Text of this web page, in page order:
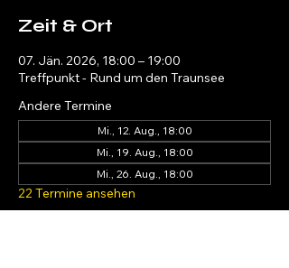
Zeit & Ort
07. Jän. 2026, 18:00 – 19:00
Treffpunkt - Rund um den Traunsee
Andere Termine
Mi., 12. Aug., 18:00
Mi., 19. Aug., 18:00
Mi., 26. Aug., 18:00
22 Termine ansehen